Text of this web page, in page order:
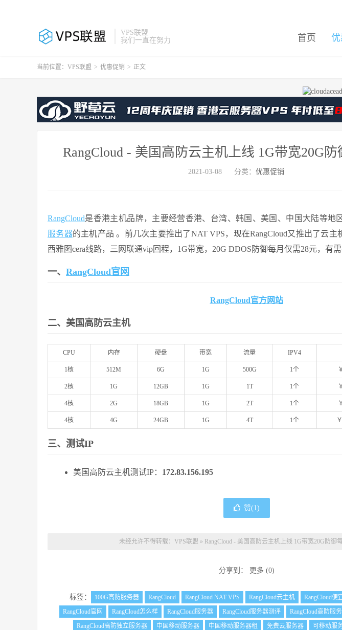
VPS联盟
我们一直在努力
首页
当前位置： VPS联盟 > 优惠促销 > 正文
RangCloud - 美国高防云主机上线 1G带宽20G
2021-03-08 分类： 优惠促销
RangCloud是香港主机品牌，主要经营香港、台湾、韩国、美国、中国大陆等地
服务器的主机产品 。前几次主要推出了NAT VPS，现在RangCloud又推出了云主
西雅图cera线路，三网联通vip回程，1G带宽，20G DDOS防御每月仅需28元，有
一、 RangCloud官网
RangCloud官方网站
二、美国高防云主机
CPU 内存 硬盘 带宽 流量 IPV4
1核 512M 6G 1G 500G 1个
2核 1G 12GB 1G 1T 1个
4核 2G 18GB 1G 2T 1个
4核 4G 24GB 1G 4T 1个
三、测试IP
美国高防云主机测试IP： 172.83.156.195
赞(1 )
未经允许不得转载： VPS联盟 » RangCloud - 美国高防云主机上线 1G带宽20G防御
分享到： 更多 (0)
标签： 100G高防服务器 RangCloud RangCloud NAT VPS RangCloud云主机 RangCloud便
RangCloud官网
RangCloud怎么样 RangCloud服务器 RangCloud服务器测评 RangCloud高防服
RangCloud高防独立服务器
中国移动服务器 中国移动服务器租 免费云服务器 可移动服